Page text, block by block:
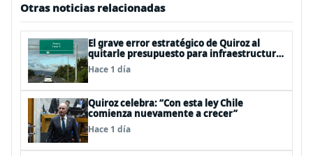
Otras noticias relacionadas
El grave error estratégico de Quiroz al
quitarle presupuesto para infraestructura
vial del Biobío
Hace 1 día
Quiroz celebra: “Con esta ley Chile
comienza nuevamente a crecer”
Hace 1 día